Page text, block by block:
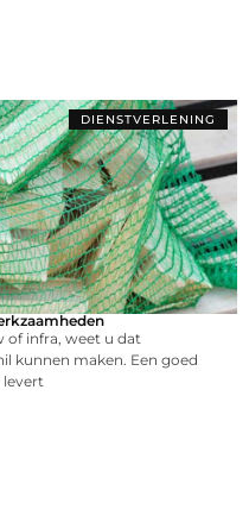
DIENSTVERLENING
of infra, weet u dat
kunnen maken. Een goed
levert